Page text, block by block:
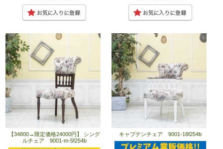
【34800→限定価格24000円】 シング
ルチェア 9001-m-5f254b
キャプテンチェア 9001-18f254b